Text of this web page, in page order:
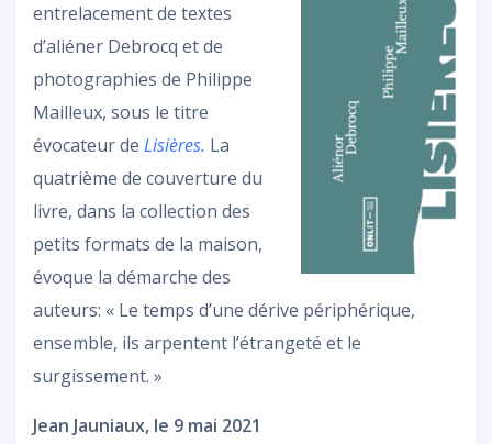
entrelacement de textes
d’aliéner Debrocq et de
photographies de Philippe
Mailleux, sous le titre
évocateur de Lisières. La
quatrième de couverture du
livre, dans la collection des
petits formats de la maison,
évoque la démarche des
auteurs: « Le temps d’une dérive périphérique,
ensemble, ils arpentent l’étrangeté et le
surgissement. »
Jean Jauniaux, le 9 mai 2021